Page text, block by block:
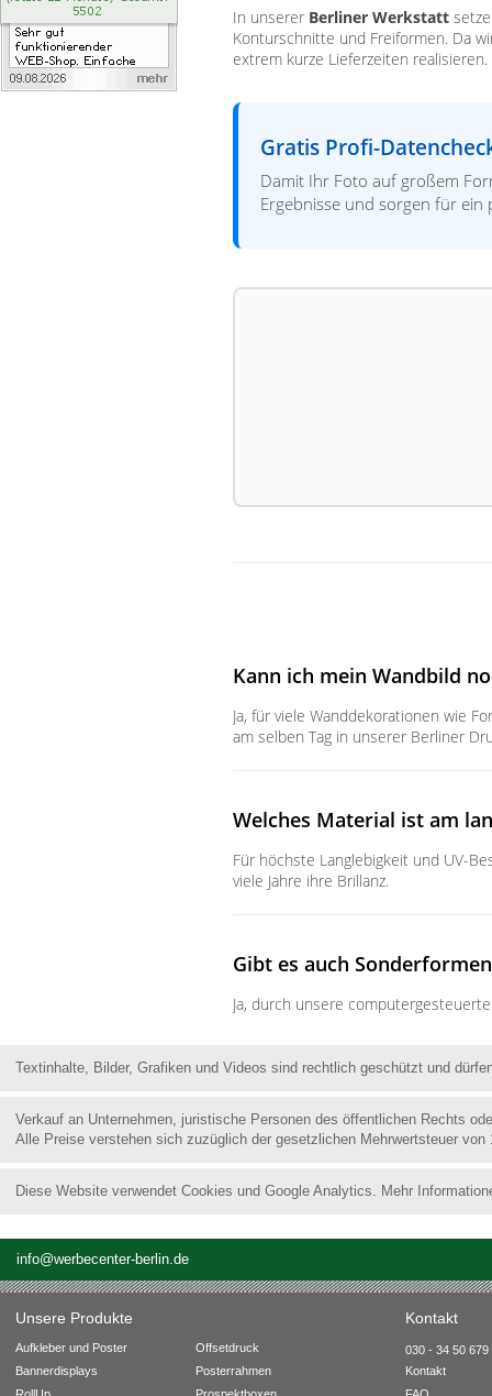
In unserer Berliner Werkstatt
Konturschnitte und Freiformen. Da
extrem kurze Lieferzeiten realisieren.
Gratis Profi-
Damit Ihr Foto auf großem
Ergebnisse und sorgen für ein
Kann ich mein Wandbild
Ja, für viele Wanddekorationen wie
am selben Tag in unserer Berliner
Welches Material ist am
Für höchste Langlebigkeit und UV-
viele Jahre ihre Brillanz.
Gibt es auch
Ja, durch unsere
Textinhalte, Bilder, Grafiken und Videos sind rechtlich geschützt und
Verkauf an Unternehmen, juristische Personen des öffentlichen Rechts
Alle Preise verstehen sich zuzüglich der gesetzlichen Mehrwertsteuer von
Diese Website verwendet Cookies und Google Analytics. Mehr
info@werbecenter-berlin.de
Unsere Produkte Kontakt
Aufkleber und Poster
Bannerdisplays
Offsetdruck
Posterrahmen
030 - 34 50 679
Kontakt